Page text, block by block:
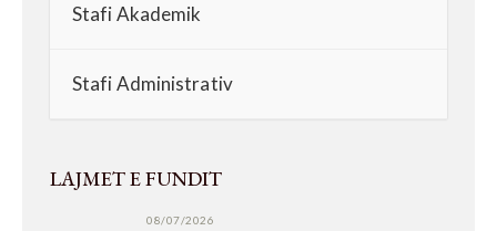
Stafi Akademik
Stafi Administrativ
LAJMET E FUNDIT
08/07/2026